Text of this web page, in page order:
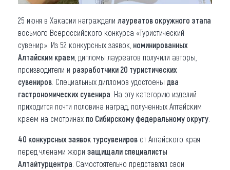
25 июня в Хакасии награждали лауреатов окружного этапа
восьмого Всероссийского конкурса «Туристический
сувенир». Из 52 конкурсных заявок, номинированных
Алтайским краем , дипломы лауреатов получили авторы,
производители и разработчики 20 туристических
сувениров . Специальных дипломов удостоены два
гастрономических сувенира . На эту категорию изделий
приходится почти половина наград, полученных Алтайским
краем на смотринах по Сибирскому федеральному округу
40 конкурсных заявок турсувениров от Алтайского края
перед членами жюри защищали специалисты
Алтайтурцентра . Самостоятельно представлял свои